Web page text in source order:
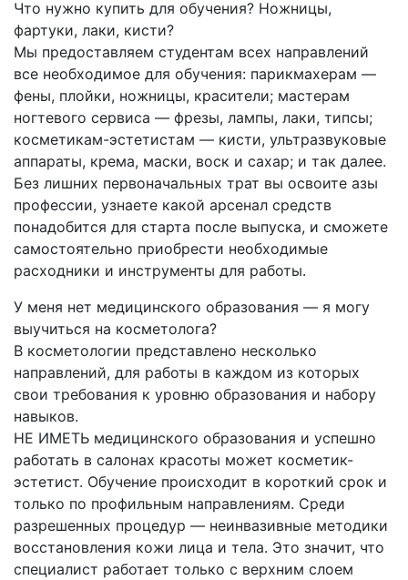
Что нужно купить для обучения? Ножницы,
фартуки, лаки, кисти?
Мы предоставляем студентам всех направлений
все необходимое для обучения: парикмахерам —
фены, плойки, ножницы, красители; мастерам
ногтевого сервиса — фрезы, лампы, лаки, типсы;
косметикам-эстетистам — кисти, ультразвуковые
аппараты, крема, маски, воск и сахар; и так далее.
Без лишних первоначальных трат вы освоите азы
профессии, узнаете какой арсенал средств
понадобится для старта после выпуска, и сможете
самостоятельно приобрести необходимые
расходники и инструменты для работы.
У меня нет медицинского образования — я могу
выучиться на косметолога?
В косметологии представлено несколько
направлений, для работы в каждом из которых
свои требования к уровню образования и набору
навыков.
НЕ ИМЕТЬ медицинского образования и успешно
работать в салонах красоты может косметик-
эстетист. Обучение происходит в короткий срок и
только по профильным направлениям. Среди
разрешенных процедур — неинвазивные методики
восстановления кожи лица и тела. Это значит, что
специалист работает только с верхним слоем